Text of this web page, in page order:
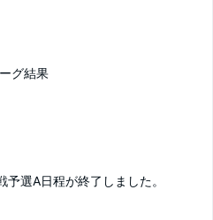
グ結果
予選A日程が終了しました。